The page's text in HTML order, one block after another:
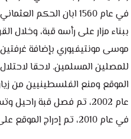
في عام 1560 ابان
ببناء مزار على رأسه قبة، وخلال
موسى مونتيفيوري بإضافة
الموقع ومنع الفلسطينيين من
عام 2002، تم فصل قبة